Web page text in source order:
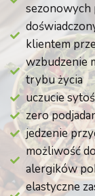
klientem
wzbudzenie
trybu życia
uczucie
zero
jedzenie
możliwość
alergików
elastyczne